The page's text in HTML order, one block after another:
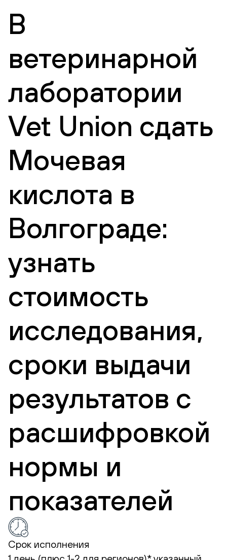
В
ветеринарной
лаборатории
Vet Union сдать
Мочевая
кислота в
Волгограде:
узнать
стоимость
исследования,
сроки выдачи
результатов с
расшифровкой
нормы и
показателей
Срок исполнения